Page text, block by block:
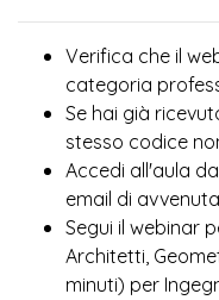
Verifica che il
categoria
Se hai già
stesso codice
Accedi all'aula
email di
Segui il webinar
Architetti,
minuti) per